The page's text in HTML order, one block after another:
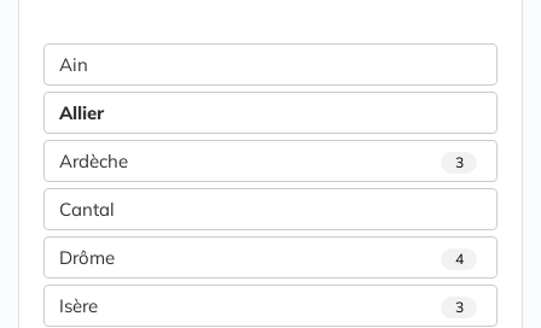
Ain
Allier
Ardèche 3
Cantal
Drôme 4
Isère 3